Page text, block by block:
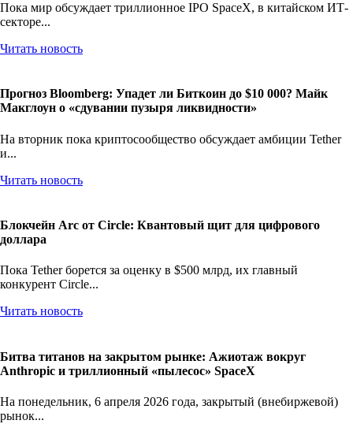
Пока мир обсуждает триллионное IPO SpaceX, в китайском ИТ-
секторе...
Читать новость
Прогноз Bloomberg: Упадет ли Биткоин до $10 000? Майк
Макглоун о «сдувании пузыря ликвидности»
На вторник пока криптосообщество обсуждает амбиции Tether
и...
Читать новость
Блокчейн Arc от Circle: Квантовый щит для цифрового
доллара
Пока Tether борется за оценку в $500 млрд, их главный
конкурент Circle...
Читать новость
Битва титанов на закрытом рынке: Ажиотаж вокруг
Anthropic и триллионный «пылесос» SpaceX
На понедельник, 6 апреля 2026 года, закрытый (внебиржевой)
рынок...